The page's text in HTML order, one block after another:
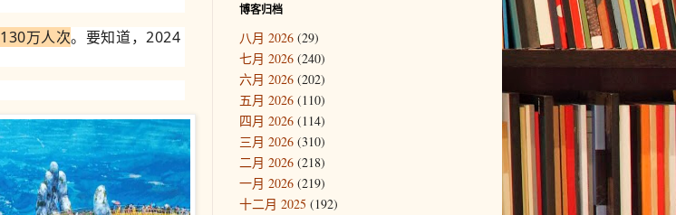
万人次。 要知道，2024
博客归档
八月 2026 (29)
七月 2026 (240)
六月 2026 (202)
五月 2026 (110)
四月 2026 (114)
三月 2026 (310)
二月 2026 (218)
一月 2026 (219)
十二月 2025 (192)